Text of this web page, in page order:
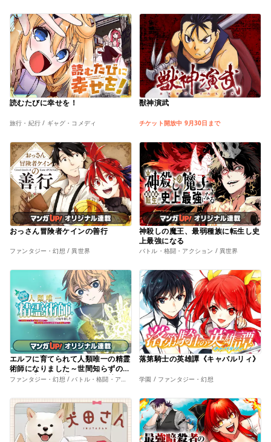
読むたびに幸せを！
旅行・紀行 / ギャグ・コメディ
獣神演武
チケット開放中 9月30日まで
おっさん冒険者ケインの善行
ファンタジー・幻想 / 異世界
神殺しの魔王、最弱種族に転生し史
上最強になる
バトル・格闘・アクション / 異世界
エルフに育てられて人類唯一の精霊
術師になりました～世間知らずの最
強冒険者、無自覚なまま人間社会で
ファンタジー・幻想 / バトル・格闘・アクション
落第騎士の英雄譚《キャバルリィ》
学園 / ファンタジー・幻想